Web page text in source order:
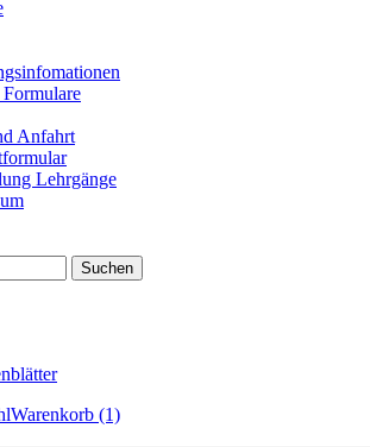
Anfahrt
Lehrgänge
Suchen
Warenkorb (1)